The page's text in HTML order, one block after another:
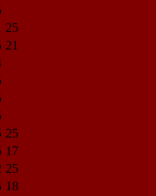
25
21
25
17
25
18